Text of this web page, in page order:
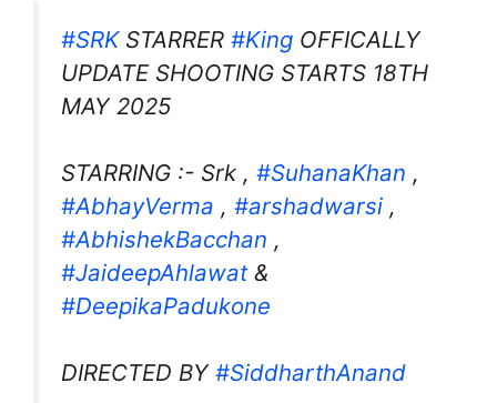
#SRKSTARRER #King OFFICALLY
UPDATE SHOOTING STARTS 18TH
MAY 2025
STARRING :- Srk , #SuhanaKhan ,
#AbhayVerma , #arshadwarsi ,
#AbhishekBacchan ,
#JaideepAhlawat&
#DeepikaPadukone
DIRECTED BY #SiddharthAnand